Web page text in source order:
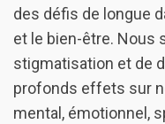
des défis de longue
et le bien-être. Nous
stigmatisation et de
profonds effets sur
mental, émotionnel,